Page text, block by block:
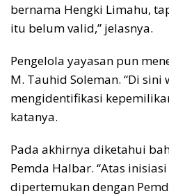
bernama Hengki Limahu,
itu belum valid,” jelasnya.
Pengelola yayasan pun
M. Tauhid Soleman. “Di
mengidentifikasi
katanya.
Pada akhirnya diketahui
Pemda Halbar. “Atas
dipertemukan dengan